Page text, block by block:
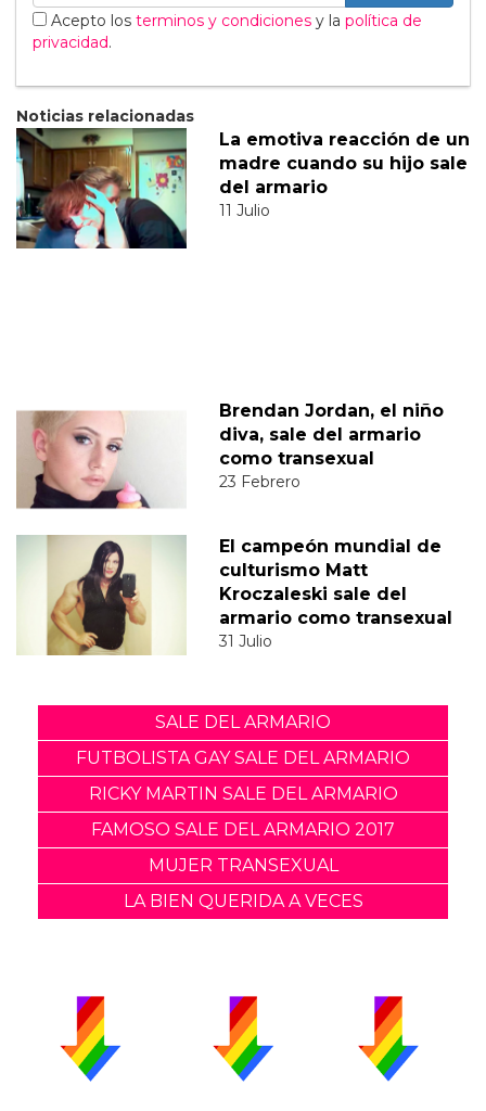
Acepto los terminos y condiciones y la política de
privacidad.
Noticias relacionadas
La emotiva reacción de un
madre cuando su hijo sale
del armario
11 Julio
Brendan Jordan, el niño
diva, sale del armario
como transexual
23 Febrero
El campeón mundial de
culturismo Matt
Kroczaleski sale del
armario como transexual
31 Julio
SALE DEL ARMARIO
FUTBOLISTA GAY SALE DEL ARMARIO
RICKY MARTIN SALE DEL ARMARIO
FAMOSO SALE DEL ARMARIO 2017
MUJER TRANSEXUAL
LA BIEN QUERIDA A VECES